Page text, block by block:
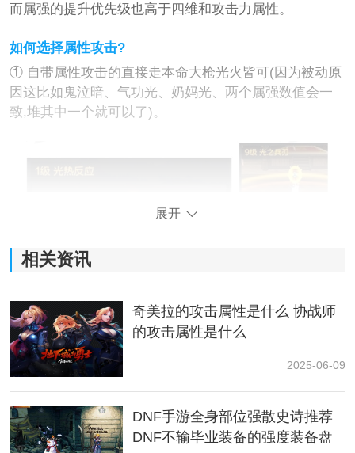
而属强的提升优先级也高于四维和攻击力属性。
如何选择属性攻击?
① 自带属性攻击的直接走本命大枪光火皆可(因为被动原
因这比如鬼泣暗、气功光、奶妈光、两个属强数值会一
致,堆其中一个就可以了)。
② 跟着毕业装备走,比如重甲史诗给火属性攻击,那么红眼
大枪推荐火,史诗左轮给冰那么漫游推荐冰。
展开
相关资讯
奇美拉的攻击属性是什么 协战师
的攻击属性是什么
2025-06-09
DNF手游全身部位强散史诗推荐
DNF不输毕业装备的强度装备盘